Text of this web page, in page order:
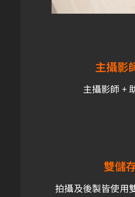
主攝影
主攝影師 +
雙儲
拍攝及後製皆使用